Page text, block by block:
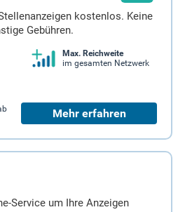
kostenlos. Keine
Gebühren.
Max. Reichweite
im gesamten Netzwerk
Mehr erfahren
Service um Ihre Anzeigen